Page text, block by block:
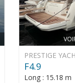
PRESTIGE
F4.9
Long : 15.18